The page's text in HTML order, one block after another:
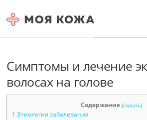
Симптомы и лечение
волосах на голове
Содержание [скрыть]
1 Этиология заболевания
Для любых